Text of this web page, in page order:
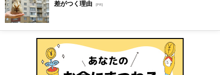
差がつく理由 [PR]